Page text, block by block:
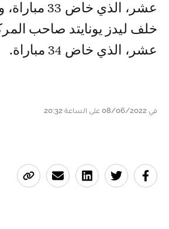
خلف ليدز يونايتد صاحب
عشر، الذي خاض 34 مباراة.
في 08/06/2022 على الساعة 20:32